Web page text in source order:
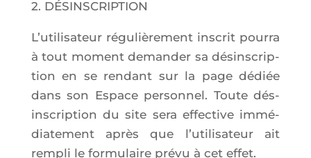
2. DÉSINSCRIPTION
L’u­ti­li­sa­teur régu­liè­re­ment ins­crit pour­ra
à tout moment deman­der sa dés­ins­crip­
tion en se ren­dant sur la page dédiée
dans son Espace per­son­nel. Toute dés­
ins­crip­tion du site sera effec­tive immé­
dia­te­ment après que l’u­ti­li­sa­teur ait
rem­pli le for­mu­laire pré­vu à cet effet.